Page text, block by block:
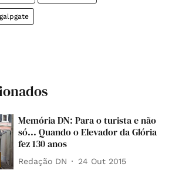
galpgate
Memória DN: Para o turista e não
só... Quando o Elevador da Glória
fez 130 anos
Redação DN 24 Out 2015